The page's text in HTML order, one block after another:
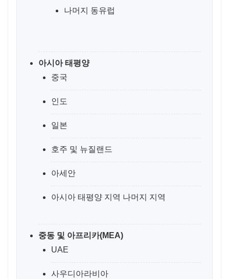
나머지 동유럽
아시아 태평양
중국
인도
일본
호주 및 뉴질랜드
아세안
아시아 태평양 지역 나머지 지역
중동 및 아프리카(MEA)
UAE
사우디아라비아